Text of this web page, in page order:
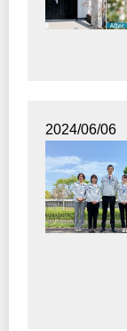
2024/06/06